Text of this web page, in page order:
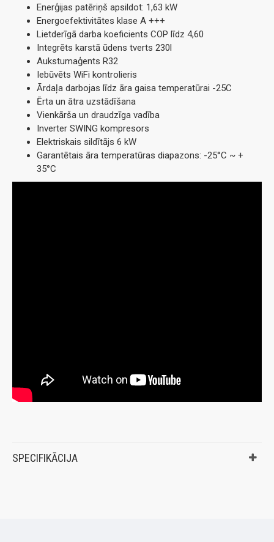
Enerģijas patēriņš apsildot: 1,63 kW
Energoefektivitātes klase A +++
Lietderīgā darba koeficients COP līdz 4,60
Integrēts karstā ūdens tverts 230l
Aukstumaģents R32
Iebūvēts WiFi kontrolieris
Ārdaļa darbojas līdz āra gaisa temperatūrai -25C
Ērta un ātra uzstādīšana
Vienkārša un draudzīga vadība
Inverter SWING kompresors
Elektriskais sildītājs 6 kW
Garantētais āra temperatūras diapazons: -25°C ~ +
35°C
SPECIFIKĀCIJA